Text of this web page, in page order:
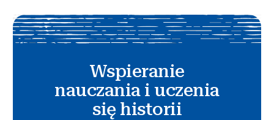
Wspieranie
nauczania i uczenia
się historii